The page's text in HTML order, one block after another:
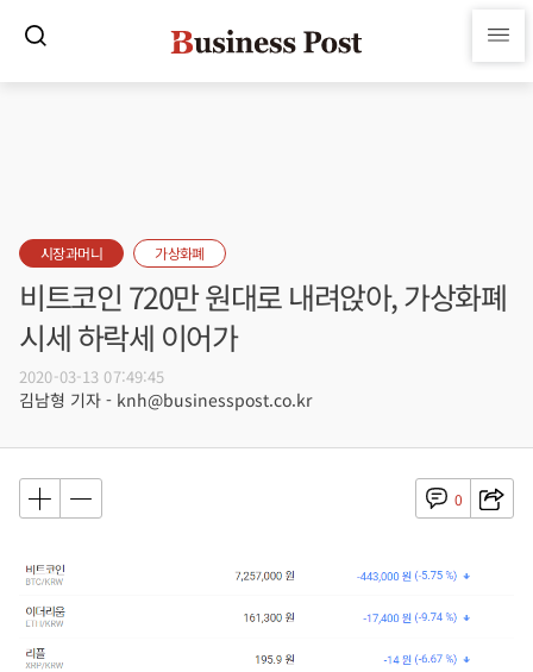
시장과머니 가상화폐
비트코인 720만 원대로 내려앉아, 가상화폐
시세 하락세 이어가
2020-03-13 07:49:45
김남형 기자 - knh@businesspost.co.kr
0